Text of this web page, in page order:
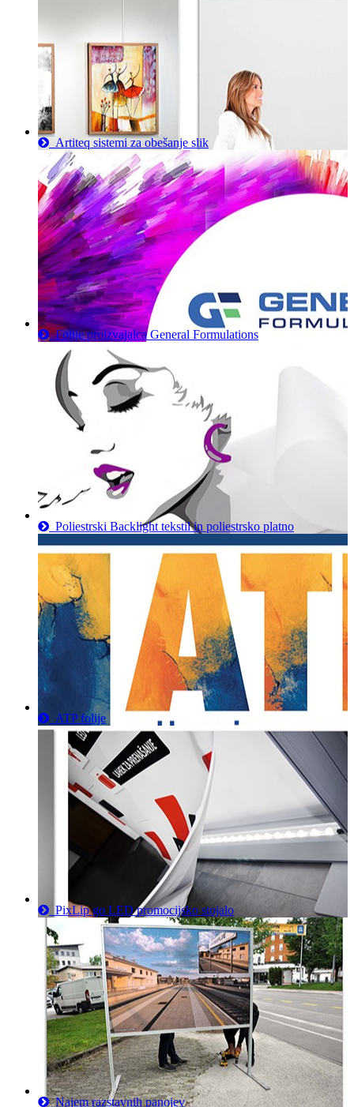
Artiteq sistemi za obešanje slik
Folije proizvajalca General Formulations
Poliestrski Backlight tekstil in poliestrsko platno
ATP folije
PixLip go LED promocijsko stojalo
Najem razstavnih panojev